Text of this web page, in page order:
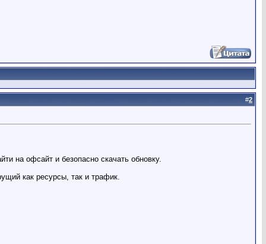
#2
на офсайт и безопасно скачать обновку.
как ресурсы, так и трафик.